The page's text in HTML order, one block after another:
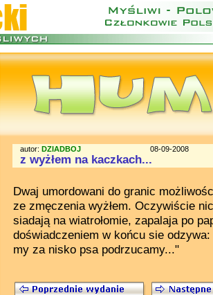
autor: DZIADBOJ 08-09-2008
z wyżłem na kaczkach...
Dwaj umordowani do granic
ze zmęczenia wyżłem. Oczywiście
siadają na wiatrołomie, zapalaja po
doświadczeniem w końcu sie
my za nisko psa podrzucamy..."